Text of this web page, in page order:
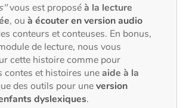
aventure
vous est proposéà la lecture
, ou à écouter en version audio
conteurs et conteuses. En bonus,
de lecture, nous vous
cette histoire comme pour
contes et histoires uneaide à la
des outils pour uneversion
dyslexiques.